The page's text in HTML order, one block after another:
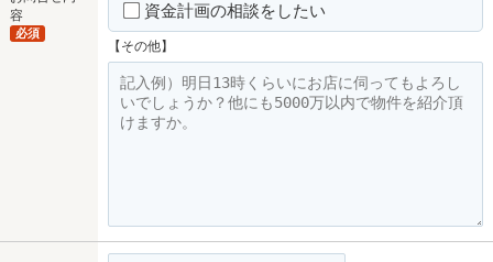
容
必須
資金計画の相談をしたい
【その他】